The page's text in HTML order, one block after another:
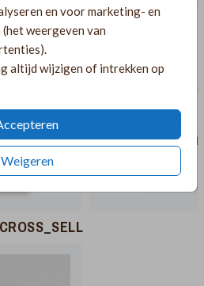
en voor marketing- en
weergeven van
altijd wijzigen of intrekken op
Weigeren